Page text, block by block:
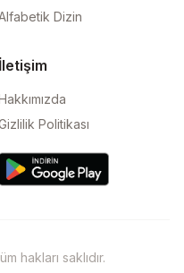
Dizin
İletişim
Politikası
hakları saklıdır.